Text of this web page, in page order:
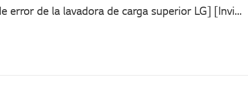
[Código de error de la lavadora de carga superior LG] [Invierno] Aparece E3 en la pantalla